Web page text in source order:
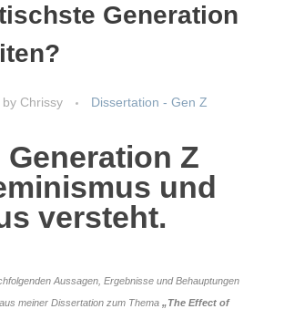
Generation
by Chrissy Dissertation - Gen Z
Generation Z
und
versteht.
Aussagen, Ergebnisse und Behauptungen
meiner Dissertation zum Thema „The Effect of